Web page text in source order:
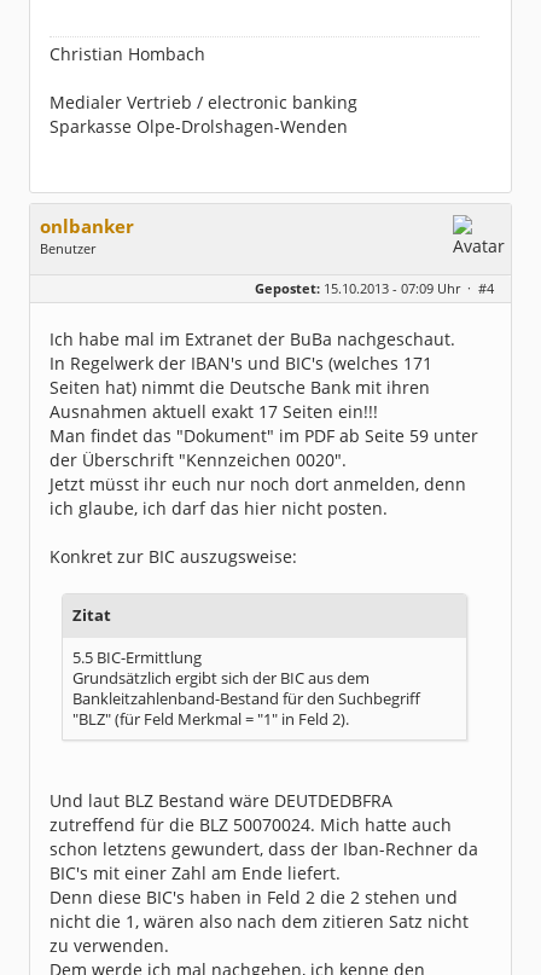
Christian Hombach
Medialer Vertrieb / electronic banking
Sparkasse Olpe-Drolshagen-Wenden
onlbanker
Benutzer
Dabei seit:
05 / 2013
Gepostet: 15.10.2013 - 07:09 Uhr · #4
Ich habe mal im Extranet der BuBa nachgeschaut.
In Regelwerk der IBAN's und BIC's (welches 171
Seiten hat) nimmt die Deutsche Bank mit ihren
Ausnahmen aktuell exakt 17 Seiten ein!!!
Man findet das "Dokument" im PDF ab Seite 59 unter
der Überschrift "Kennzeichen 0020".
Jetzt müsst ihr euch nur noch dort anmelden, denn
ich glaube, ich darf das hier nicht posten.
Konkret zur BIC auszugsweise:
Zitat
5.5 BIC-Ermittlung
Grundsätzlich ergibt sich der BIC aus dem
Bankleitzahlenband-Bestand für den Suchbegriff
"BLZ" (für Feld Merkmal = "1" in Feld 2).
Und laut BLZ Bestand wäre DEUTDEDBFRA
zutreffend für die BLZ 50070024. Mich hatte auch
schon letztens gewundert, dass der Iban-Rechner da
BIC's mit einer Zahl am Ende liefert.
Denn diese BIC's haben in Feld 2 die 2 stehen und
nicht die 1, wären also nach dem zitieren Satz nicht
zu verwenden.
Dem werde ich mal nachgehen, ich kenne den